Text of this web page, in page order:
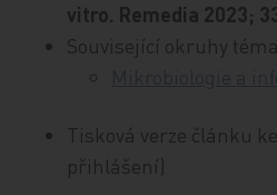
vitro. Remedia 2023;
Související okruhy
Tisková verze článku
přihlášení)